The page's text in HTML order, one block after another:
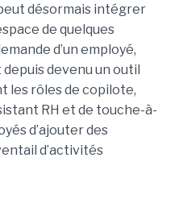
désormais intégrer
de quelques
d’un employé,
devenu un outil
les rôles de copilote,
RH et de touche-à-
d’ajouter des
d’activités